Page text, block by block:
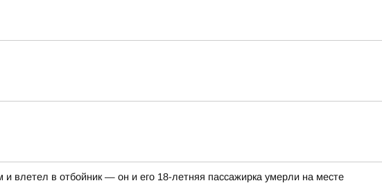
в отбойник — он и его 18-летняя пассажирка умерли на месте